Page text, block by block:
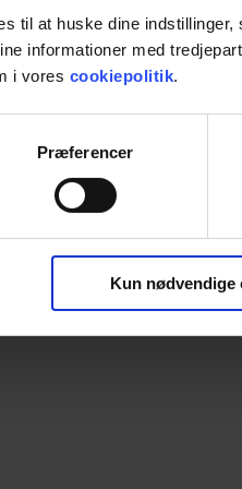
til at huske dine
informationer med
i vores cookiepolitik.
Præferencer
Kun nødvendige